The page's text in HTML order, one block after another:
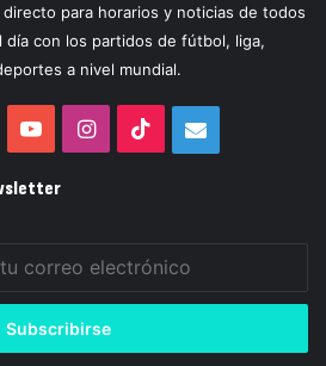
para horarios y noticias de todos
con los partidos de fútbol, liga,
a nivel mundial.
YouTubeInstagram
TikTok